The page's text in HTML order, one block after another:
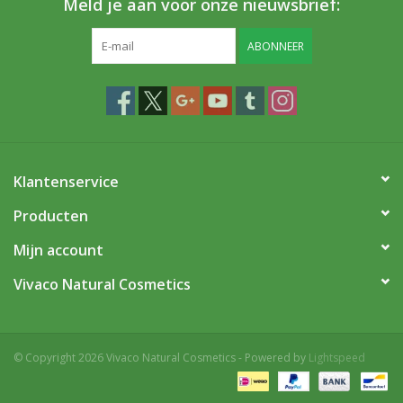
Meld je aan voor onze nieuwsbrief:
ABONNEER
Klantenservice
Producten
Mijn account
Vivaco Natural Cosmetics
© Copyright 2026 Vivaco Natural Cosmetics - Powered by Lightspeed